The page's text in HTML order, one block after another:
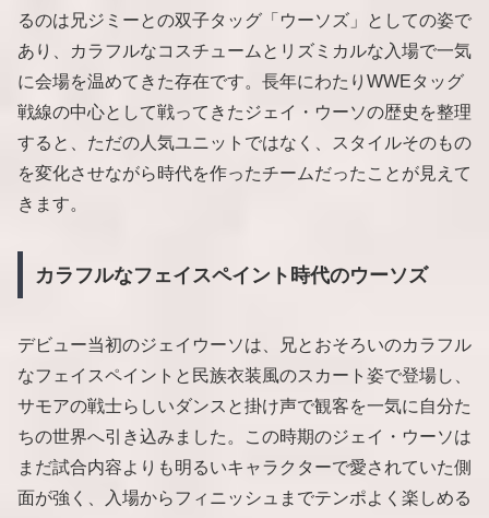
るのは兄ジミーとの双子タッグ「ウーソズ」としての姿で
あり、カラフルなコスチュームとリズミカルな入場で一気
に会場を温めてきた存在です。長年にわたりWWEタッグ
戦線の中心として戦ってきたジェイ・ウーソの歴史を整理
すると、ただの人気ユニットではなく、スタイルそのもの
を変化させながら時代を作ったチームだったことが見えて
きます。
カラフルなフェイスペイント時代のウーソズ
デビュー当初のジェイウーソは、兄とおそろいのカラフル
なフェイスペイントと民族衣装風のスカート姿で登場し、
サモアの戦士らしいダンスと掛け声で観客を一気に自分た
ちの世界へ引き込みました。この時期のジェイ・ウーソは
まだ試合内容よりも明るいキャラクターで愛されていた側
面が強く、入場からフィニッシュまでテンポよく楽しめる